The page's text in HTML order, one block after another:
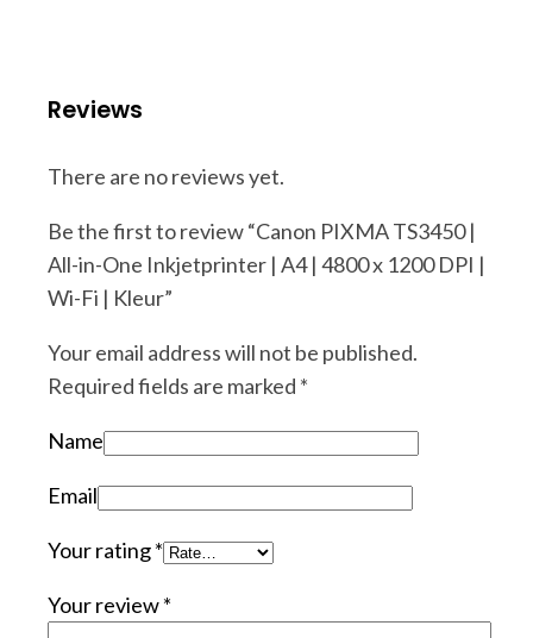
Reviews
There are no reviews yet.
Be the first to review “Canon PIXMA TS3450 |
All-in-One Inkjetprinter | A4 | 4800 x 1200 DPI |
Wi-Fi | Kleur”
Your email address will not be published.
Required fields are marked *
Name
Email
Your rating*
Your review*